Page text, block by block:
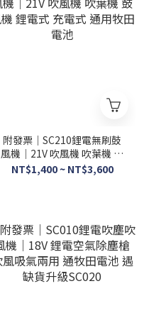
附發票｜SC210鋰電無刷鼓
風機｜21V 吹風機 吹葉機 鼓
風機 鋰電式 充電式 通用牧田
NT$1,400 ~ NT$3,600